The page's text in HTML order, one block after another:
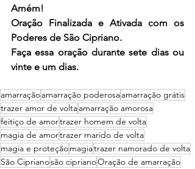
Amém!
Oração Finalizada e Ativada com os
Poderes de São Cipriano.
Faça essa oração durante sete dias ou
vinte e um dias.
amarraçãoamarração poderosaamarração grátis
trazer amor de voltaamarração amorosa
feitiço de amortrazer homem de volta
magia de amortrazer marido de volta
magia e proteçãomagiatrazer namorado de volta
São Ciprianosão ciprianoOração de amarração